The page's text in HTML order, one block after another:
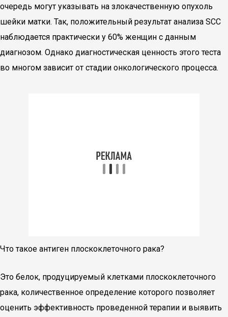
очередь могут указывать на злокачественную опухоль
шейки матки. Так, положительный результат анализа SCC
наблюдается практически у 60% женщин с данным
диагнозом. Однако диагностическая ценность этого теста
во многом зависит от стадии онкологического процесса.
Что такое антиген плоскоклеточного рака?
Это белок, продуцируемый клетками плоскоклеточного
рака, количественное определение которого позволяет
оценить эффективность проведенной терапии и выявить